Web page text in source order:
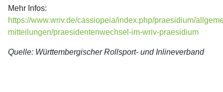
Mehr Infos:
https://www.wriv.de/cassiopeia/index.php/praesidium/
mitteilungen/praesidentenwechsel-im-wriv-praesidium
Quelle: Württembergischer Rollsport- und Inlineverband